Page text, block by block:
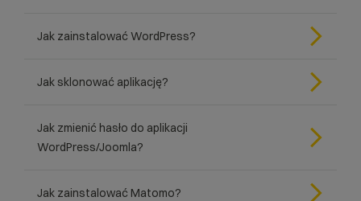
Jak zainstalować WordPress?
Jak sklonować aplikację?
Jak zmienić hasło do aplikacji
WordPress/Joomla?
Jak zainstalować Matomo?